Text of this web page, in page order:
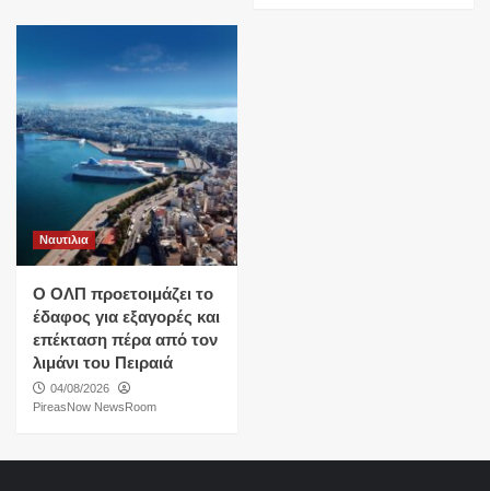
Ναυτιλια
O ΟΛΠ προετοιμάζει το
έδαφος για εξαγορές και
επέκταση πέρα από τον
λιμάνι του Πειραιά
04/08/2026
PireasNow NewsRoom